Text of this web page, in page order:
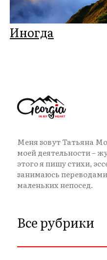
Иногда
Меня зовут Татьяна
моей деятельности –
этого я пишу стихи,
занимаюсь
маленьких непосед.
Все рубрики